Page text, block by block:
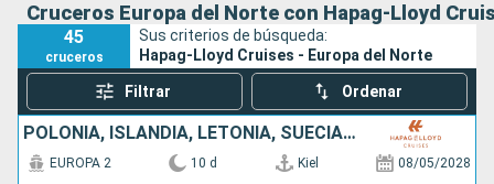
Cruceros Europa del Norte con Hapag-Lloyd
45
cruceros
Sus criterios de búsqueda:
Hapag-Lloyd Cruises - Europa del Norte
Filtrar Ordenar
POLONIA, ISLANDIA, LETONIA, SUECIA, DINAMARCA, ALEMANIA
EUROPA 2 10 d Kiel 08/05/2028